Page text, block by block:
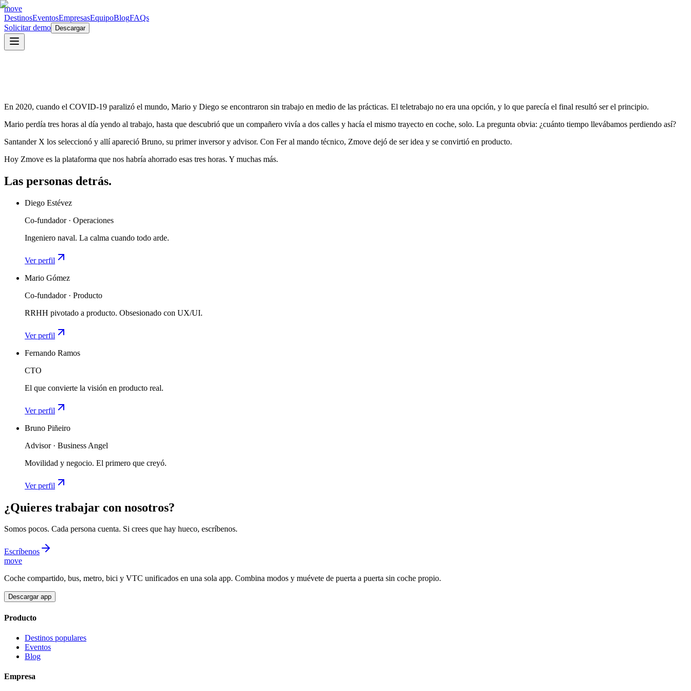
move
DestinosEventosEmpresasEquipoBlogFAQs
Solicitar demo
Descargar
En 2020, cuando el COVID-19 paralizó el mundo, Mario y Diego se encontraron sin trabajo en medio de las prácticas. El teletrabajo no era una opción, y lo que parecía el final resultó ser el principio.
Mario perdía tres horas al día yendo al trabajo, hasta que descubrió que un compañero vivía a dos calles y hacía el mismo trayecto en coche, solo. La pregunta obvia: ¿cuánto tiempo llevábamos perdiendo así?
Santander X los seleccionó y allí apareció Bruno, su primer inversor y advisor. Con Fer al mando técnico, Zmove dejó de ser idea y se convirtió en producto.
Hoy Zmove es la plataforma que nos habría ahorrado esas tres horas. Y muchas más.
Las personas detrás.
Diego Estévez
Co-fundador · Operaciones
Ingeniero naval. La calma cuando todo arde.
Ver perfil
Mario Gómez
Co-fundador · Producto
RRHH pivotado a producto. Obsesionado con UX/UI.
Ver perfil
Fernando Ramos
CTO
El que convierte la visión en producto real.
Ver perfil
Bruno Piñeiro
Advisor · Business Angel
Movilidad y negocio. El primero que creyó.
Ver perfil
¿Quieres trabajar con nosotros?
Somos pocos. Cada persona cuenta. Si crees que hay hueco, escríbenos.
Escríbenos
move
Coche compartido, bus, metro, bici y VTC unificados en una sola app. Combina modos y muévete de puerta a puerta sin coche propio.
Descargar app
Producto
Destinos populares
Eventos
Blog
Empresa